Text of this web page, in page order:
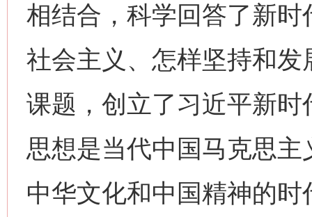
相结合，科学回答了新
社会主义、怎样坚持和
课题，创立了习近平新
思想是当代中国马克思
中华文化和中国精神的